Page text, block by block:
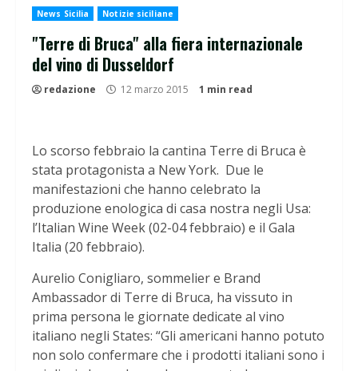
News Sicilia Notizie siciliane
"Terre di Bruca" alla fiera internazionale
del vino di Dusseldorf
redazione 12 marzo 2015 1 min read
Lo scorso febbraio la cantina Terre di Bruca è
stata protagonista a New York. Due le
manifestazioni che hanno celebrato la
produzione enologica di casa nostra negli Usa:
l’Italian Wine Week (02-04 febbraio) e il Gala
Italia (20 febbraio).
Aurelio Conigliaro, sommelier e Brand
Ambassador di Terre di Bruca, ha vissuto in
prima persona le giornate dedicate al vino
italiano negli States: “Gli americani hanno potuto
non solo confermare che i prodotti italiani sono i